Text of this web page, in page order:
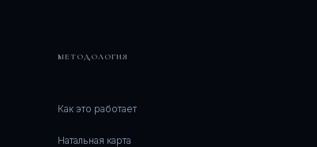
МЕТОДОЛОГИЯ
Как это работает
Натальная карта